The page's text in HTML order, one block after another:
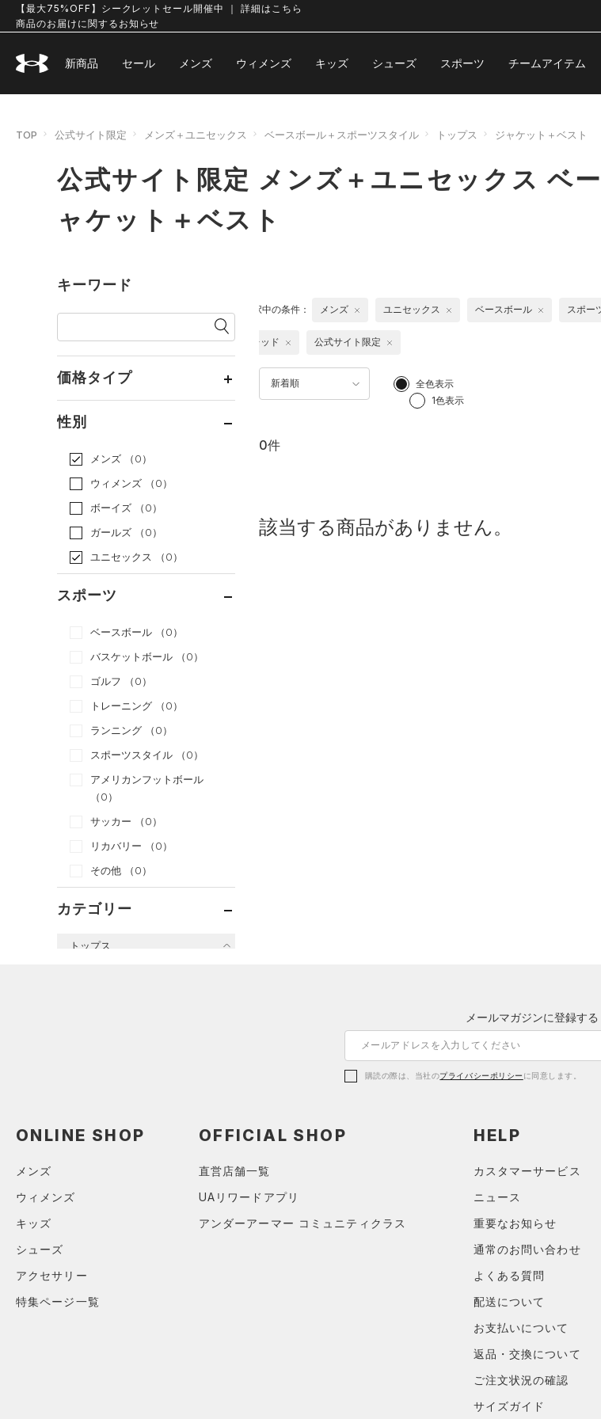
【最大75%OFF】シークレットセール開催中 ｜ 詳細はこちら
商品のお届けに関するお知らせ
新商品 セール メンズ ウィメンズ キッズ シューズ スポーツ チームアイテム
TOP 公式サイト限定 メンズ＋ユニセックス ベースボール＋スポーツスタイル トップス ジャケット＋ベスト
公式サイト限定 メンズ＋ユニセックス ベ
ャケット＋ベスト
キーワード
価格タイプ
性別
メンズ
（0）
ウィメンズ
（0）
ボーイズ
（0）
ガールズ
（0）
ユニセックス
（0）
スポーツ
ベースボール
（0）
バスケットボール
（0）
ゴルフ
（0）
トレーニング
（0）
ランニング
（0）
スポーツスタイル
（0）
アメリカンフットボール
（0）
サッカー
（0）
リカバリー
（0）
その他
（0）
カテゴリー
トップス
パーカー&トレーナー （0）
新着順
全色表示
1色表示
選択中の条件： メンズ ユニセックス ベースボール スポー
レッド 公式サイト限定
0件
該当する商品がありません。
メールマガジンに登録する
購読の際は、当社のプライバシーポリシー に同意します。
ONLINE SHOP
メンズ
ウィメンズ
キッズ
シューズ
アクセサリー
特集ページ一覧
OFFICIAL SHOP
直営店舗一覧
UAリワードアプリ
アンダーアーマー コミュニティクラス
HELP
カスタマーサービス
ニュース
重要なお知らせ
通常のお問い合わせ
よくある質問
配送について
お支払いについて
返品・交換について
ご注文状況の確認
サイズガイド